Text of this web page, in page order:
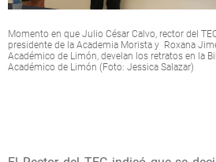
Momento en que Julio César Calvo, rector del
presidente de la Academia Morista y Roxana
Académico de Limón, develan los retratos en la
Académico de Limón (Foto: Jessica Salazar)